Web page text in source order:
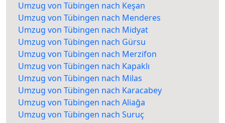
Umzug von Tübingen nach Keşan
Umzug von Tübingen nach Menderes
Umzug von Tübingen nach Midyat
Umzug von Tübingen nach Gürsu
Umzug von Tübingen nach Merzifon
Umzug von Tübingen nach Kapaklı
Umzug von Tübingen nach Milas
Umzug von Tübingen nach Karacabey
Umzug von Tübingen nach Aliağa
Umzug von Tübingen nach Suruç